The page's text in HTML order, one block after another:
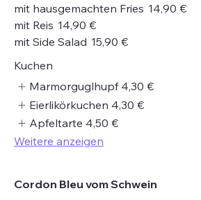
mit hausgemachten Fries 14,90 €
mit Reis 14,90 €
mit Side Salad 15,90 €
Kuchen
Marmorguglhupf 4,30 €
Eierlikörkuchen 4,30 €
Apfeltarte 4,50 €
Weitere anzeigen
Cordon Bleu vom Schwein